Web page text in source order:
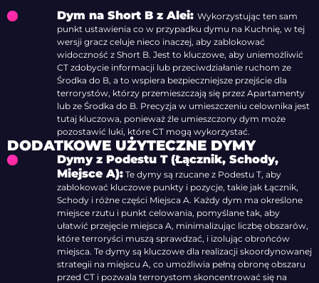
Dym na Short B z Alei: Wykorzystując ten sam
punkt ustawienia co w przypadku dymu na Kuchnię, w tej
wersji gracz celuje nieco inaczej, aby zablokować
widoczność z Short B. Jest to kluczowe, aby uniemożliwić
CT zdobycie informacji lub przeciwdziałanie ruchom ze
Środka do B, a to wspiera bezpieczniejsze przejście dla
terrorystów, którzy przemieszczają się przez Apartamenty
lub ze Środka do B. Precyzja w umieszczeniu celownika jest
tutaj kluczowa, ponieważ źle umieszczony dym może
pozostawić luki, które CT mogą wykorzystać.
DODATKOWE UŻYTECZNE DYMY
Dymy z Podestu T (Łącznik, Schody,
Miejsce A): Te dymy są rzucane z Podestu T, aby
zablokować kluczowe punkty i pozycje, takie jak Łącznik,
Schody i różne części Miejsca A. Każdy dym ma określone
miejsce rzutu i punkt celowania, pomyślane tak, aby
ułatwić przejęcie miejsca A, minimalizując liczbę obszarów,
które terroryści muszą sprawdzać, i izolując obrońców
miejsca. Te dymy są kluczowe dla realizacji skoordynowanej
strategii na miejscu A, co umożliwia pełną obronę obszaru
przed CT i pozwala terrorystom skoncentrować się na